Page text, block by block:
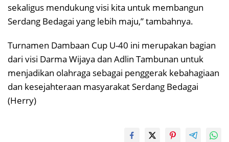
sekaligus mendukung visi kita untuk membangun
Serdang Bedagai yang lebih maju,” tambahnya.
Turnamen Dambaan Cup U-40 ini merupakan bagian
dari visi Darma Wijaya dan Adlin Tambunan untuk
menjadikan olahraga sebagai penggerak kebahagiaan
dan kesejahteraan masyarakat Serdang Bedagai
(Herry)